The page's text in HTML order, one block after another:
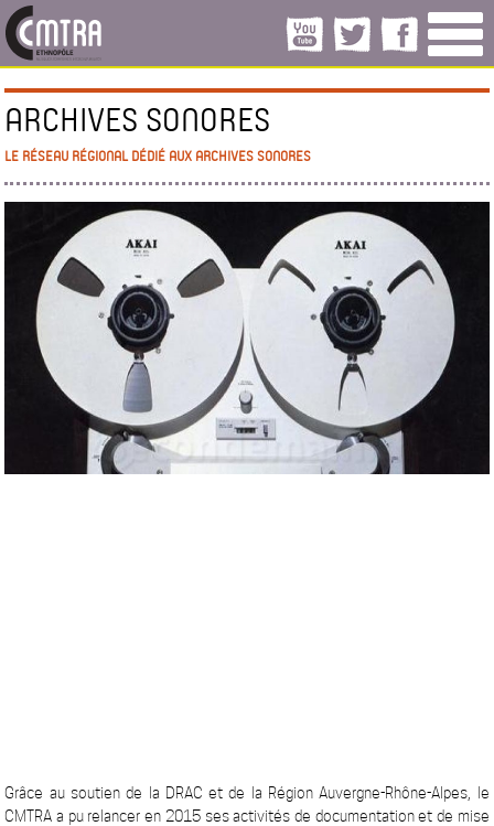
ARCHIVES SONORES
LE RÉSEAU RÉGIONAL DÉDIÉ AUX ARCHIVES SONORES
Grâce au soutien de la DRAC et de la Région Auvergne-Rhône-Alpes, le
CMTRA a pu relancer en 2015 ses activités de documentation et de mise